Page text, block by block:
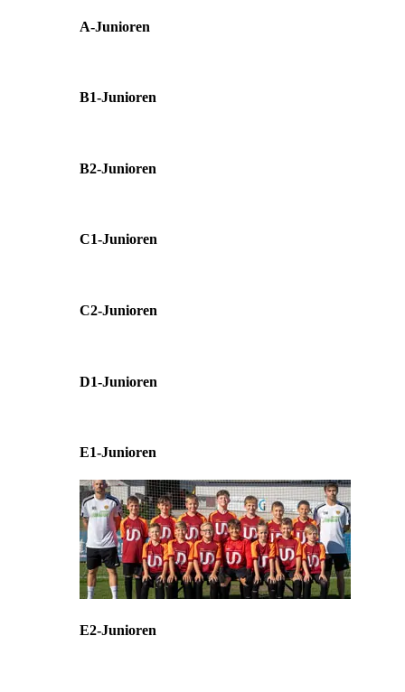
A-Junioren
B1-Junioren
B2-Junioren
C1-Junioren
C2-Junioren
D1-Junioren
E1-Junioren
E2-Junioren